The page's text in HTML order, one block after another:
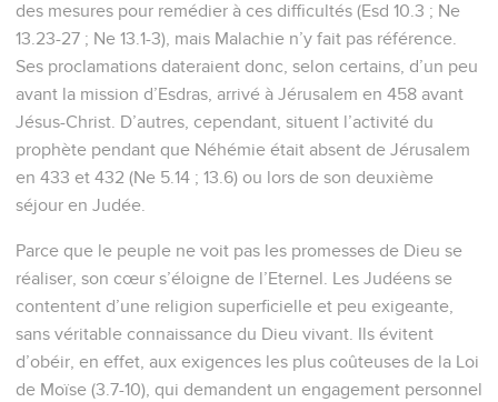
des mesures pour remédier à ces difficultés (Esd 10.3 ; Ne
13.23-27 ; Ne 13.1-3), mais Malachie n’y fait pas référence.
Ses proclamations dateraient donc, selon certains, d’un peu
avant la mission d’Esdras, arrivé à Jérusalem en 458 avant
Jésus-Christ. D’autres, cependant, situent l’activité du
prophète pendant que Néhémie était absent de Jérusalem
en 433 et 432 (Ne 5.14 ; 13.6) ou lors de son deuxième
séjour en Judée.
Parce que le peuple ne voit pas les promesses de Dieu se
réaliser, son cœur s’éloigne de l’Eternel. Les Judéens se
contentent d’une religion superficielle et peu exigeante,
sans véritable connaissance du Dieu vivant. Ils évitent
d’obéir, en effet, aux exigences les plus coûteuses de la Loi
de Moïse (3.7-10), qui demandent un engagement personnel